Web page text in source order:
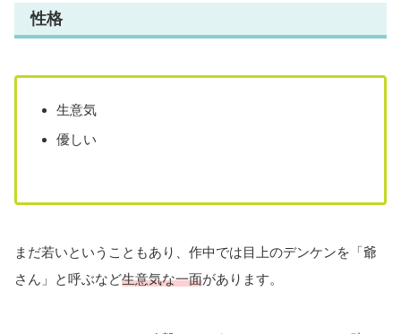
性格
生意気
優しい
まだ若いということもあり、作中では目上のデンケンを「爺
さん」と呼ぶなど生意気な一面があります。